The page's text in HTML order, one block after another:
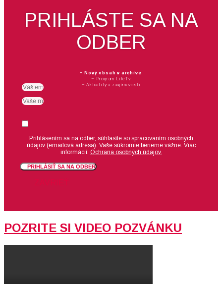
PRIHLÁSTE SA NA
ODBER
– Nový obsah v archíve
– Program LifeTv
– Aktuality a zaujímavosti
Prihlásením sa na odber, súhlasíte so spracovaním osobných
údajov (emailová adresa). Vaše súkromie berieme vážne. Viac
informácií: Ochrana osobných údajov.
PRIHLÁSIŤ SA NA ODBER
POZRITE SI VIDEO POZVÁNKU